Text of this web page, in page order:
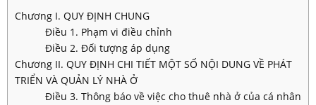
Chương I. QUY ĐỊNH CHUNG
Điều 1. Phạm vi điều chỉnh
Điều 2. Đối tượng áp dụng
Chương II. QUY ĐỊNH CHI TIẾT MỘT SỐ NỘI DUNG VỀ PHÁT
TRIỂN VÀ QUẢN LÝ NHÀ Ở
Điều 3. Thông báo về việc cho thuê nhà ở của cá nhân